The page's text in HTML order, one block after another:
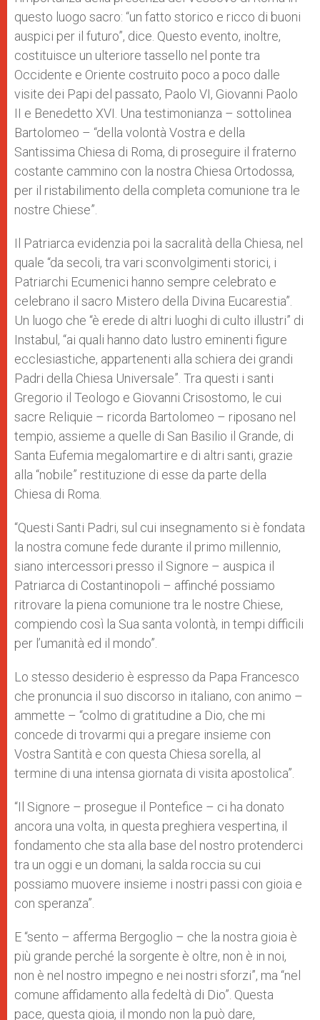
questo luogo sacro: “un fatto storico e ricco di buoni
auspici per il futuro”, dice. Questo evento, inoltre,
costituisce un ulteriore tassello nel ponte tra
Occidente e Oriente costruito poco a poco dalle
visite dei Papi del passato, Paolo VI, Giovanni Paolo
II e Benedetto XVI. Una testimonianza – sottolinea
Bartolomeo – “della volontà Vostra e della
Santissima Chiesa di Roma, di proseguire il fraterno
costante cammino con la nostra Chiesa Ortodossa,
per il ristabilimento della completa comunione tra le
nostre Chiese”.
Il Patriarca evidenzia poi la sacralità della Chiesa, nel
quale “da secoli, tra vari sconvolgimenti storici, i
Patriarchi Ecumenici hanno sempre celebrato e
celebrano il sacro Mistero della Divina Eucarestia”.
Un luogo che “è erede di altri luoghi di culto illustri” di
Instabul, “ai quali hanno dato lustro eminenti figure
ecclesiastiche, appartenenti alla schiera dei grandi
Padri della Chiesa Universale”. Tra questi i santi
Gregorio il Teologo e Giovanni Crisostomo, le cui
sacre Reliquie – ricorda Bartolomeo – riposano nel
tempio, assieme a quelle di San Basilio il Grande, di
Santa Eufemia megalomartire e di altri santi, grazie
alla “nobile” restituzione di esse da parte della
Chiesa di Roma.
“Questi Santi Padri, sul cui insegnamento si è fondata
la nostra comune fede durante il primo millennio,
siano intercessori presso il Signore – auspica il
Patriarca di Costantinopoli – affinché possiamo
ritrovare la piena comunione tra le nostre Chiese,
compiendo così la Sua santa volontà, in tempi difficili
per l’umanità ed il mondo”.
Lo stesso desiderio è espresso da Papa Francesco
che pronuncia il suo discorso in italiano, con animo –
ammette – “colmo di gratitudine a Dio, che mi
concede di trovarmi qui a pregare insieme con
Vostra Santità e con questa Chiesa sorella, al
termine di una intensa giornata di visita apostolica”.
“Il Signore – prosegue il Pontefice – ci ha donato
ancora una volta, in questa preghiera vespertina, il
fondamento che sta alla base del nostro protenderci
tra un oggi e un domani, la salda roccia su cui
possiamo muovere insieme i nostri passi con gioia e
con speranza”.
E “sento – afferma Bergoglio – che la nostra gioia è
più grande perché la sorgente è oltre, non è in noi,
non è nel nostro impegno e nei nostri sforzi”, ma “nel
comune affidamento alla fedeltà di Dio”. Questa
pace, questa gioia, il mondo non la può dare,